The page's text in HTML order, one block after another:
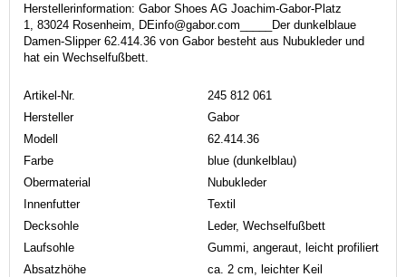
Herstellerinformation: Gabor Shoes AG Joachim-Gabor-Platz
1, 83024 Rosenheim, DEinfo@gabor.com_____Der dunkelblaue
Damen-Slipper 62.414.36 von Gabor besteht aus Nubukleder und
hat ein Wechselfußbett.
Artikel-Nr.
245 812 061
Hersteller
Gabor
Modell
62.414.36
Farbe
blue (dunkelblau)
Obermaterial
Nubukleder
Innenfutter
Textil
Decksohle
Leder, Wechselfußbett
Laufsohle
Gummi, angeraut, leicht profiliert
Absatzhöhe
ca. 2 cm, leichter Keil